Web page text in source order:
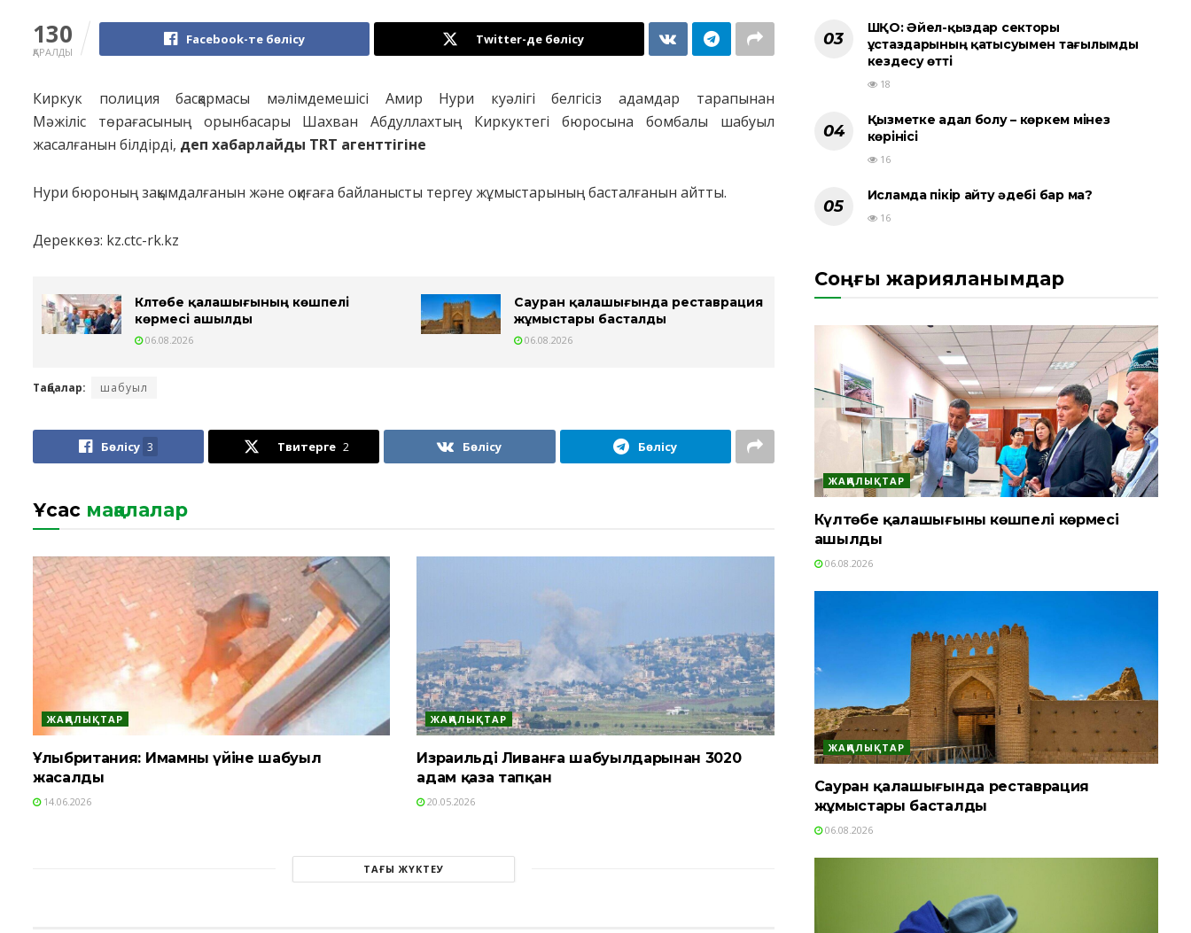
130
ҚАРАЛДЫ
Facebook-те бөлісу Twitter-де бөлісу
Киркук полиция басқармасы мәлімдемешісі Амир Нури куәлігі белгісіз адамдар тарапынан
Мәжіліс төрағасының орынбасары Шахван Абдуллахтың Киркуктегі бюросына бомбалы шабуыл
жасалғанын білдірді, деп хабарлайды TRT агенттігіне
Нури бюроның зақымдалғанын және оқиғаға байланысты тергеу жұмыстарының басталғанын айтты.
Дереккөз: kz.ctc-rk.kz
Күлтөбе қалашығының көшпелі
көрмесі ашылды
06.08.2026
Сауран қалашығында реставрация
жұмыстары басталды
06.08.2026
Таңбалар: шабуыл
Бөлісу 3 Твитерге 2 Бөлісу Бөлісу
Ұқсас мақалалар
ЖАҢАЛЫҚТАР
Ұлыбритания: Имамның үйіне шабуыл
жасалды
14.06.2026
ЖАҢАЛЫҚТАР
Израильдің Ливанға шабуылдарынан 3020
адам қаза тапқан
20.05.2026
ТАҒЫ ЖҮКТЕУ
ШҚО: Әйел-қыздар секторы
ұстаздарының қатысуымен тағылымды
кездесу өтті
18
Қызметке адал болу – көркем мінез
көрінісі
16
Исламда пікір айту әдебі бар ма?
16
Соңғы жарияланымдар
ЖАҢАЛЫҚТАР
Күлтөбе қалашығының көшпелі көрмесі
ашылды
06.08.2026
ЖАҢАЛЫҚТАР
Сауран қалашығында реставрация
жұмыстары басталды
06.08.2026